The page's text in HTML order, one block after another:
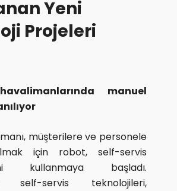
Yeni
Projeleri
manuel
müşterilere ve personele
için robot, self-servis
kullanmaya başladı.
self-servis teknolojileri,